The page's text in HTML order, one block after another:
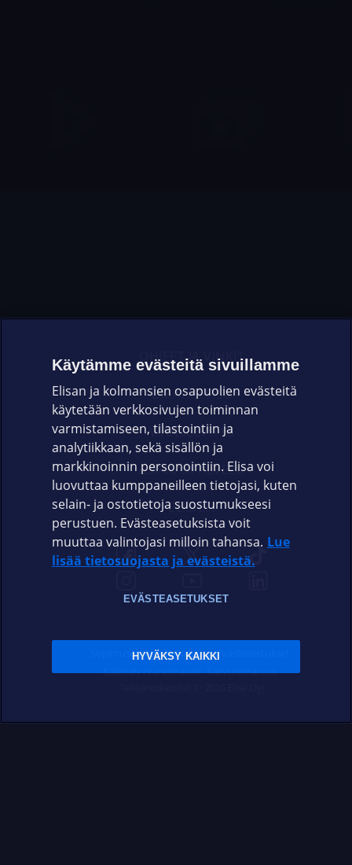
OHJEET JA VINKIT
OMAYHTEISÖ
VIANSELVITYS
ASIAKASPALVELU
ELISA.FI
Sopimusehdot Tietosuoja Evästeasetukset
Sääntelyviranomaiset Saavutettavuus
Käytämme evästeitä sivuillamme
Elisan ja kolmansien osapuolien evästeitä
käytetään verkkosivujen toiminnan
varmistamiseen, tilastointiin ja
analytiikkaan, sekä sisällön ja
markkinoinnin personointiin. Elisa voi
luovuttaa kumppaneilleen tietojasi, kuten
selain- ja ostotietoja suostumukseesi
perustuen. Evästeasetuksista voit
muuttaa valintojasi milloin tahansa. Lue
lisää tietosuojasta ja evästeistä.
EVÄSTEASETUKSET
HYVÄKSY KAIKKI